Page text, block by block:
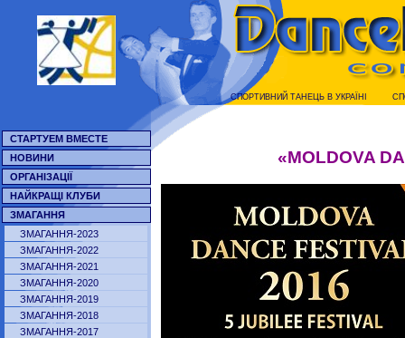
СТАРТУЕМ ВМЕСТЕ
НОВИНИ
ОРГАНІЗАЦІЇ
НАЙКРАЩІ КЛУБИ
ЗМАГАННЯ
ЗМАГАННЯ-2023
ЗМАГАННЯ-2022
ЗМАГАННЯ-2021
ЗМАГАННЯ-2020
ЗМАГАННЯ-2019
ЗМАГАННЯ-2018
ЗМАГАННЯ-2017
СПОРТИВНИЙ ТАНЕЦЬ В УКРАЇНI
«MOLDOVA